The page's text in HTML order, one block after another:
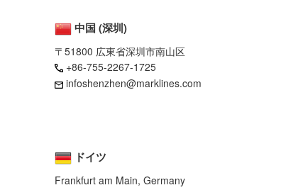
ドイツ
Frankfurt am Main, Germany
中国 (深圳)
〒51800 広東省深圳市南山区
+86-755-2267-1725
infoshenzhen@marklines.com